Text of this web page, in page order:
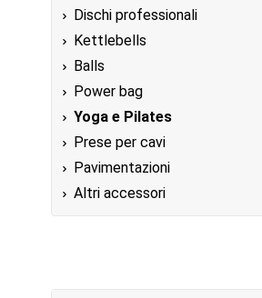
Dischi professionali
Kettlebells
Balls
Power bag
Yoga e Pilates
Prese per cavi
Pavimentazioni
Altri accessori